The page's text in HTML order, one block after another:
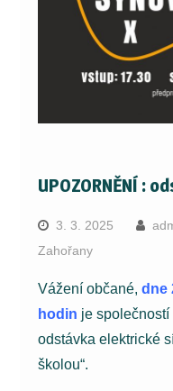
UPOZORNĚNÍ :
3. 3. 2025
Zahořany
Vážení občané, d ne
hodin je
odstávka elektrické
školou“.